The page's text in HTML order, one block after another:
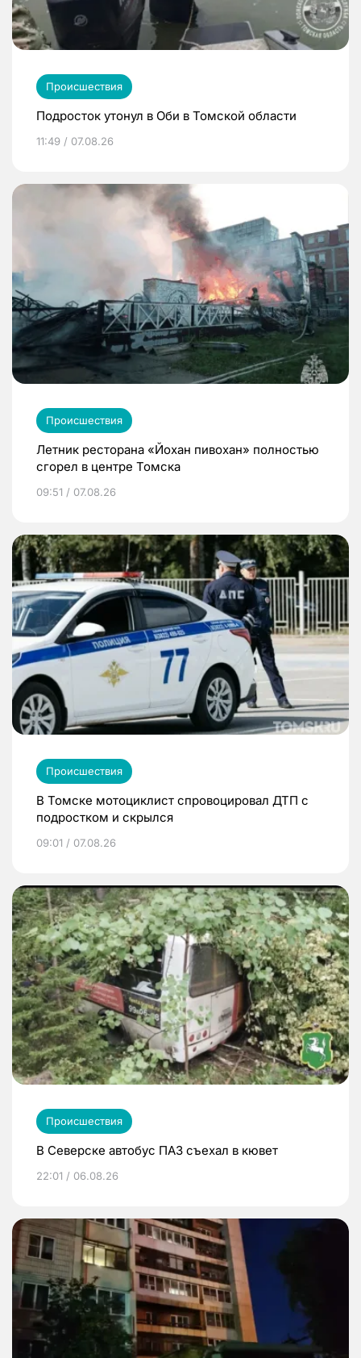
Происшествия
Подросток утонул в Оби в Томской области
11:49 / 07.08.26
Происшествия
Летник ресторана «Йохан пивохан» полностью
сгорел в центре Томска
09:51 / 07.08.26
Происшествия
В Томске мотоциклист спровоцировал ДТП с
подростком и скрылся
09:01 / 07.08.26
Происшествия
В Северске автобус ПАЗ съехал в кювет
22:01 / 06.08.26